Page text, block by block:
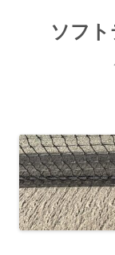
ソフ